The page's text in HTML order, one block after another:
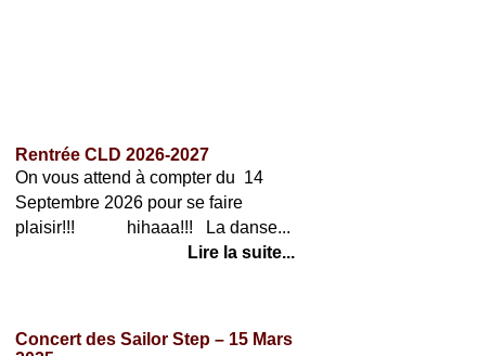
Rentrée CLD 2026-2027
On vous attend à compter du 14
Septembre 2026 pour se faire
plaisir!!! hihaaa!!! La danse...
Lire la suite...
Concert des Sailor Step – 15 Mars